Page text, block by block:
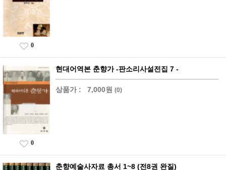
0
현대어역본 춘향가 -판소리사설전집 7 -
상품가 : 7,000원 (0)
0
춘향예술사자료 총서 1~8 (전8권 완질)